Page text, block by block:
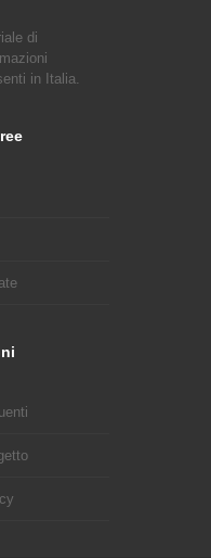
di
in Italia.